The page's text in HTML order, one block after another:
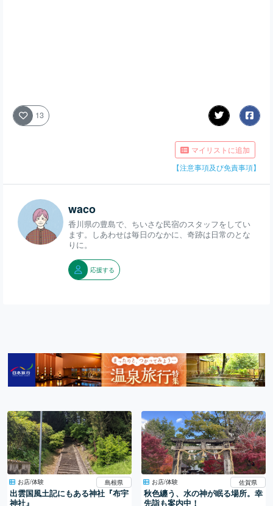
13
マイリストに追加
【注意事項及び免責事項】
waco
香川県の豊島で、ちいさな民宿のスタッフをしてい
ます。しあわせは毎日のなかに、奇跡は日常のとな
りに。
応援する
お店/体験 島根県
出雲国風土記にもある神社『布宇
神社』
お店/体験 佐賀県
秋色纏う、水の神が眠る場所。幸
先詣も案内中！